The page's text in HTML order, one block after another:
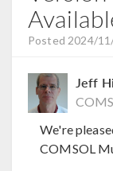
Posted 2024/
Jeff
We're
COMSOL